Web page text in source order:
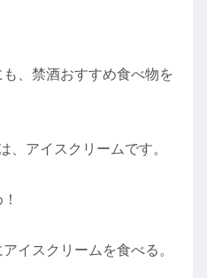
、禁酒おすすめ食べ物を
、アイスクリームです。
イスクリームを食べる。